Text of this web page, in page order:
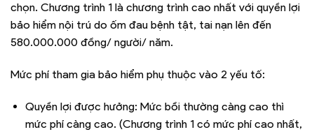
chọn. Chương trình 1 là chương trình cao nhất với quyền lợi
bảo hiểm nội trú do ốm đau bệnh tật, tai nạn lên đến
580.000.000 đồng/ người/ năm.
Mức phí tham gia bảo hiểm phụ thuộc vào 2 yếu tố:
Quyền lợi được hưởng: Mức bồi thường càng cao thì
mức phí càng cao. (Chương trình 1 có mức phí cao nhất,